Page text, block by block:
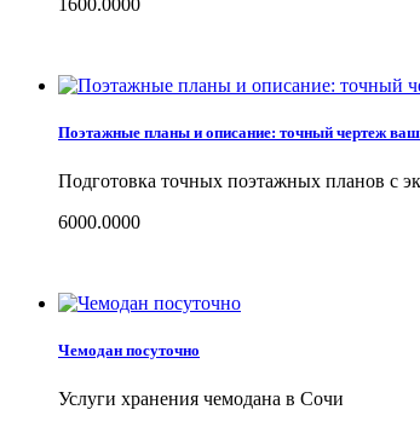
Поэтажные планы и описание: точный чертеж
Подготовка точных поэтажных планов с
6000.0000
Чемодан посуточно
Услуги хранения чемодана в Сочи